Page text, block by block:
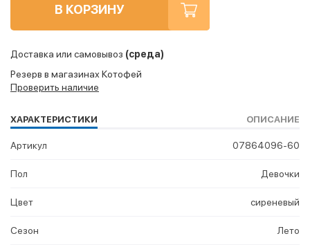
В КОРЗИНУ
Доставка или самовывоз (среда)
Резерв в магазинах Котофей
Проверить наличие
ХАРАКТЕРИСТИКИ ОПИСАНИЕ
Артикул 07864096-60
Пол Девочки
Цвет сиреневый
Сезон Лето